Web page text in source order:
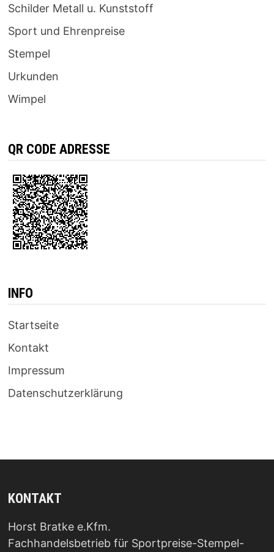
Schilder Metall u. Kunststoff
Sport und Ehrenpreise
Stempel
Urkunden
Wimpel
QR CODE ADRESSE
INFO
Startseite
Kontakt
Impressum
Datenschutzerklärung
KONTAKT
Horst Bratke e.Kfm.
Fachhandelsbetrieb für Sportpreise-Stempel-